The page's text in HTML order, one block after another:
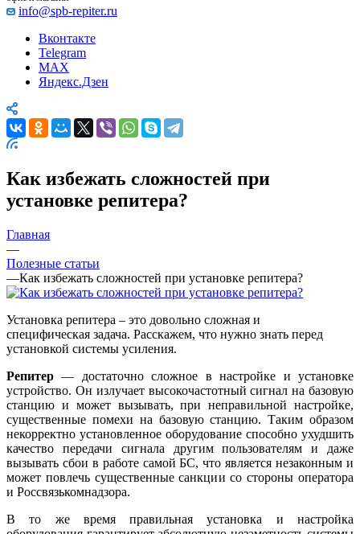
info@spb-repiter.ru
Вконтакте
Telegram
MAX
Яндекс.Дзен
Как избежать сложностей при
установке репитера?
Главная
—
Полезные статьи
—Как избежать сложностей при установке репитера?
Установка репитера – это довольно сложная и
специфическая задача. Расскажем, что нужно знать перед
установкой системы усиления.
Репитер — достаточно сложное в настройке и установке
устройство. Он излучает высокочастотный сигнал на базовую
станцию и может вызывать, при неправильной настройке,
существенные помехи на базовую станцию. Таким образом
некорректно установленное оборудование способно ухудшить
качество передачи сигнала другим пользователям и даже
вызывать сбои в работе самой БС, что является незаконным и
может повлечь существенные санкции со стороны оператора
и Россвязькомнадзора.
В то же время правильная установка и настройка